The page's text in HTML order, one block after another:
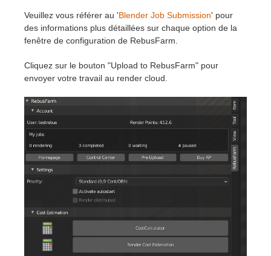
Veuillez vous référer au 'Blender Job Submission' pour
des informations plus détaillées sur chaque option de la
fenêtre de configuration de RebusFarm.
Cliquez sur le bouton "Upload to RebusFarm" pour
envoyer votre travail au render cloud.